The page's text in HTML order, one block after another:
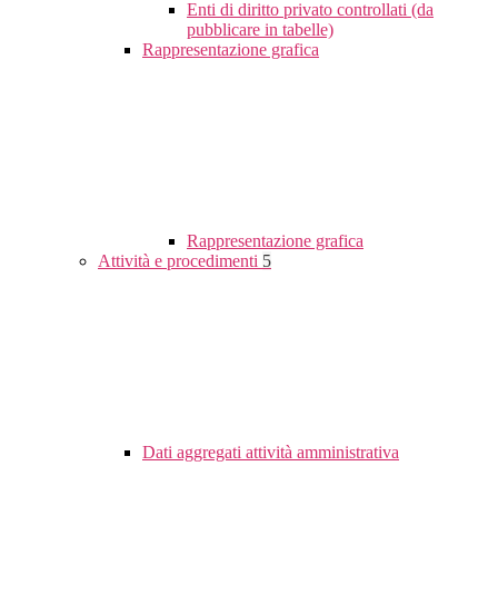
Enti di diritto privato controllati (da
pubblicare in tabelle)
Rappresentazione grafica
Rappresentazione grafica
Attività e procedimenti 5
Dati aggregati attività amministrativa